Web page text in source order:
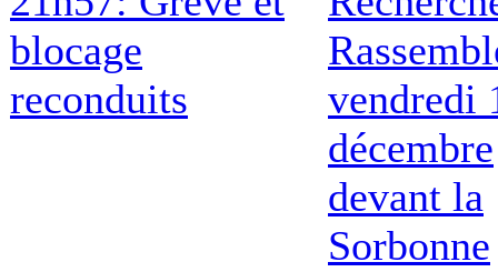
blocage
reconduits
vendredi
décembre
devant la
Sorbonne